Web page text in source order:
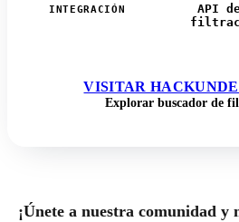
INTEGRACIÓN
API
VISITAR
Explorar buscador de
¡Únete a nuestra comunidad y